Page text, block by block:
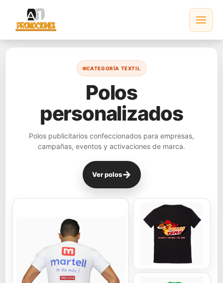
contenido
CATEGORÍA TEXTIL
Polos
personalizados
Polos publicitarios confeccionados para empresas,
campañas, eventos y activaciones de marca.
Ver polos→